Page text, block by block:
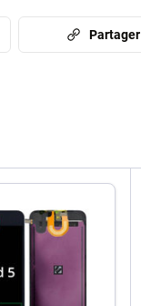
Partager